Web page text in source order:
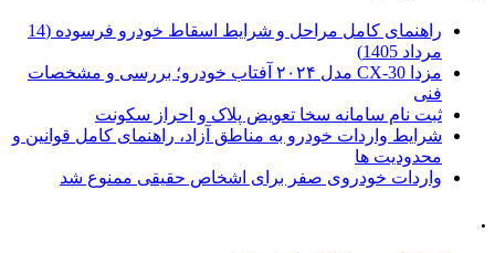
راهنمای کامل مراحل و شرایط اسقاط خودرو فرسوده (14
مرداد 1405)
مزدا CX-30 مدل ۲۰۲۴ آفتاب خودرو؛ بررسی و مشخصات
فنی
ثبت نام سامانه سخا تعویض پلاک و احراز سکونت
شرایط واردات خودرو به مناطق آزاد، راهنمای کامل قوانین و
محدودیت ها
واردات خودروی صفر برای اشخاص حقیقی ممنوع شد
.